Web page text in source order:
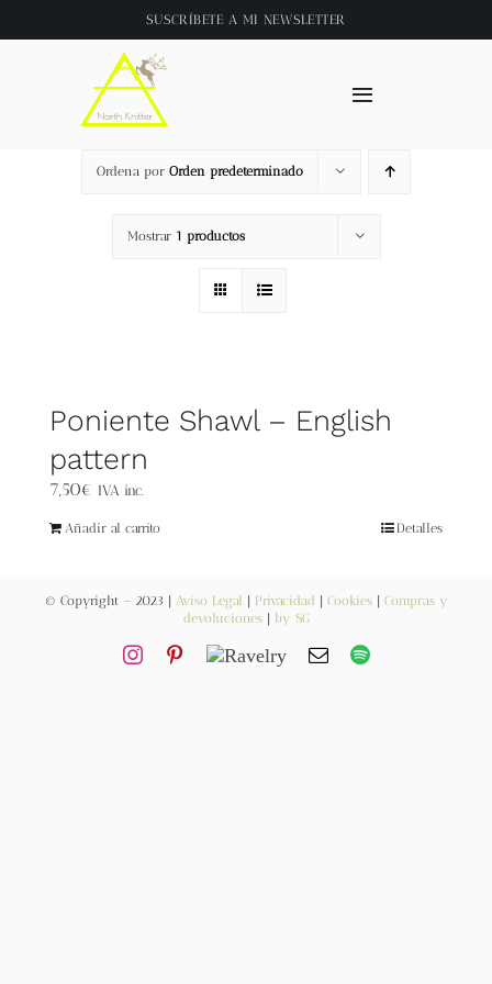
al
SUSCRÍBETE A MI NEWSLETTER
Toggle
Inicio
About
Tienda
Videos
Newsletter
Ordena por Orden predeterminado
Mostrar 1 productos
Poniente Shawl – English
pattern
7,50€ IVA inc.
Añadir al carrito Detalles
© Copyright – 2023 | Aviso Legal Privacidad Cookies| Compras y
devoluciones| by SG